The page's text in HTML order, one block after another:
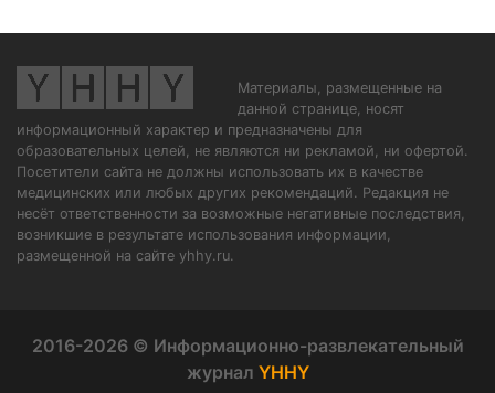
Материалы, размещенные на
данной странице, носят
информационный характер и предназначены для
образовательных целей, не являются ни рекламой, ни офертой.
Посетители сайта не должны использовать их в качестве
медицинских или любых других рекомендаций. Редакция не
несёт ответственности за возможные негативные последствия,
возникшие в результате использования информации,
размещенной на сайте yhhy.ru.
2016-2026 © Информационно-развлекательный
журнал YHHY